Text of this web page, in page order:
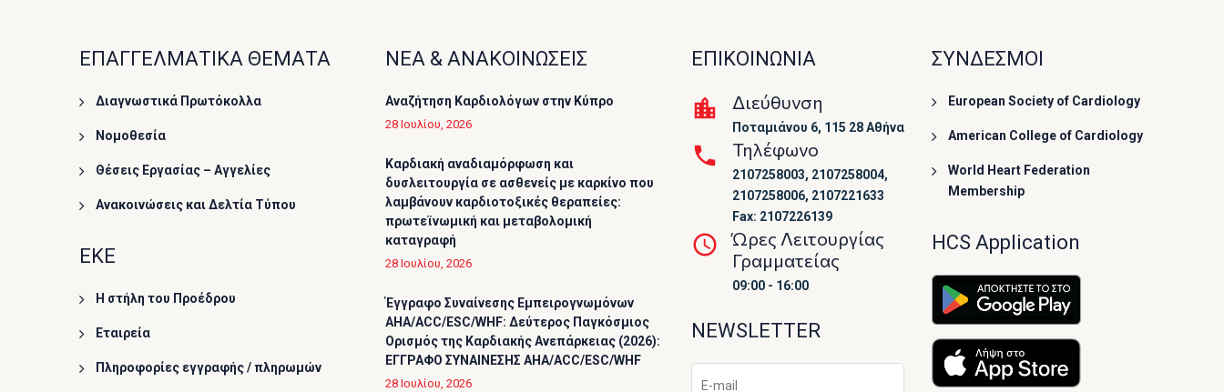
ΕΠΑΓΓΕΛΜΑΤΙΚΑ ΘΕΜΑΤΑ
Διαγνωστικά Πρωτόκολλα
Νομοθεσία
Θέσεις Εργασίας – Αγγελίες
Ανακοινώσεις και Δελτία Τύπου
ΕΚΕ
Η στήλη του Προέδρου
Εταιρεία
Πληροφορίες εγγραφής / πληρωμών
ΝΕΑ & ΑΝΑΚΟΙΝΩΣΕΙΣ
Αναζήτηση Καρδιολόγων στην Κύπρο
28 Ιουλίου, 2026
Καρδιακή αναδιαμόρφωση και
δυσλειτουργία σε ασθενείς με καρκίνο που
λαμβάνουν καρδιοτοξικές θεραπείες:
πρωτεϊνωμική και μεταβολομική
καταγραφή
28 Ιουλίου, 2026
Έγγραφο Συναίνεσης Εμπειρογνωμόνων
AHA/ACC/ESC/WHF: Δεύτερος Παγκόσμιος
Ορισμός της Καρδιακής Ανεπάρκειας (2026):
ΕΓΓΡΑΦΟ ΣΥΝΑΙΝΕΣΗΣ AHA/ACC/ESC/WHF
28 Ιουλίου, 2026
ΕΠΙΚΟΙΝΩΝΙΑ
Διεύθυνση
Ποταμιάνου 6, 115 28 Αθήνα
Τηλέφωνο
2107258003, 2107258004,
2107258006, 2107221633
Fax: 2107226139
Ώρες Λειτουργίας
Γραμματείας
09:00 - 16:00
NEWSLETTER
ΣΥΝΔΕΣΜΟΙ
European Society of Cardiology
American College of Cardiology
World Heart Federation
Membership
HCS Application